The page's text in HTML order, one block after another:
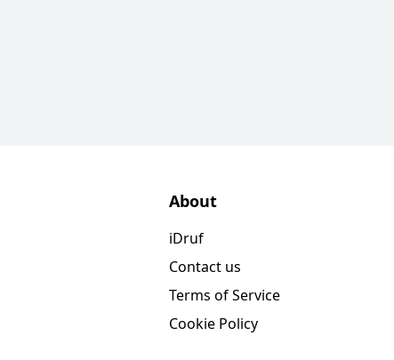
About
iDruf
Contact us
Terms of Service
Cookie Policy